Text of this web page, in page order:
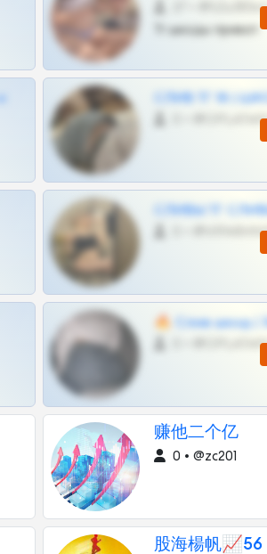
Тг шкоды приват
СЛИВ ТГ 18 |
СЛИВЫ ТГ
🔥 Слив шкод |
赚他二个亿
0 • @zc201
股海楊帆📈56